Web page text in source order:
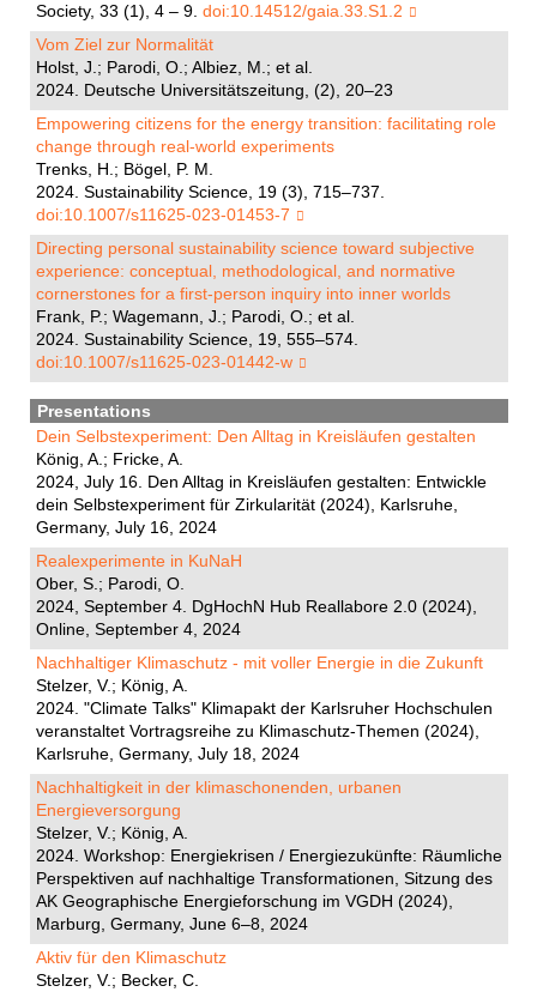
Society, 33 (1), 4 – 9. doi:10.14512/gaia.33.S1.2
Vom Ziel zur Normalität
Holst, J.; Parodi, O.; Albiez, M.; et al.
2024. Deutsche Universitätszeitung, (2), 20–23
Empowering citizens for the energy transition: facilitating role
change through real-world experiments
Trenks, H.; Bögel, P. M.
2024. Sustainability Science, 19 (3), 715–737.
doi:10.1007/s11625-023-01453-7
Directing personal sustainability science toward subjective
experience: conceptual, methodological, and normative
cornerstones for a first-person inquiry into inner worlds
Frank, P.; Wagemann, J.; Parodi, O.; et al.
2024. Sustainability Science, 19, 555–574.
doi:10.1007/s11625-023-01442-w
Presentations
Dein Selbstexperiment: Den Alltag in Kreisläufen gestalten
König, A.; Fricke, A.
2024, July 16. Den Alltag in Kreisläufen gestalten: Entwickle
dein Selbstexperiment für Zirkularität (2024), Karlsruhe,
Germany, July 16, 2024
Realexperimente in KuNaH
Ober, S.; Parodi, O.
2024, September 4. DgHochN Hub Reallabore 2.0 (2024),
Online, September 4, 2024
Nachhaltiger Klimaschutz - mit voller Energie in die Zukunft
Stelzer, V.; König, A.
2024. "Climate Talks" Klimapakt der Karlsruher Hochschulen
veranstaltet Vortragsreihe zu Klimaschutz-Themen (2024),
Karlsruhe, Germany, July 18, 2024
Nachhaltigkeit in der klimaschonenden, urbanen
Energieversorgung
Stelzer, V.; König, A.
2024. Workshop: Energiekrisen / Energiezukünfte: Räumliche
Perspektiven auf nachhaltige Transformationen, Sitzung des
AK Geographische Energieforschung im VGDH (2024),
Marburg, Germany, June 6–8, 2024
Aktiv für den Klimaschutz
Stelzer, V.; Becker, C.